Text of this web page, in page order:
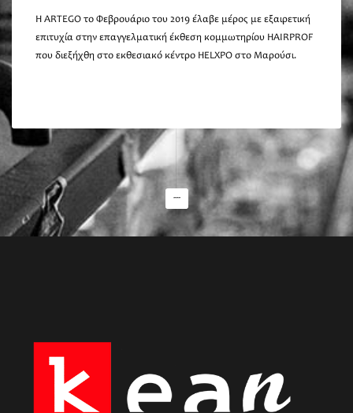
Η ARTEGO το Φεβρουάριο του 2019 έλαβε μέρος με εξαιρετική
επιτυχία στην επαγγελματική έκθεση κομμωτηρίου HAIRPROF
που διεξήχθη στο εκθεσιακό κέντρο HELXPO στο Μαρούσι.
---